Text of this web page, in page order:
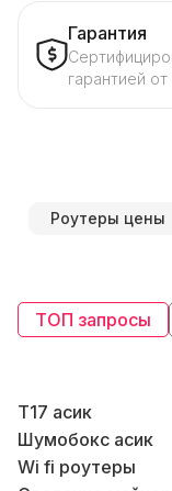
Гарантия
гарантией
Роутеры цены
ТОП запросы
T17 асик
Шумобокс асик
Wi fi роутеры